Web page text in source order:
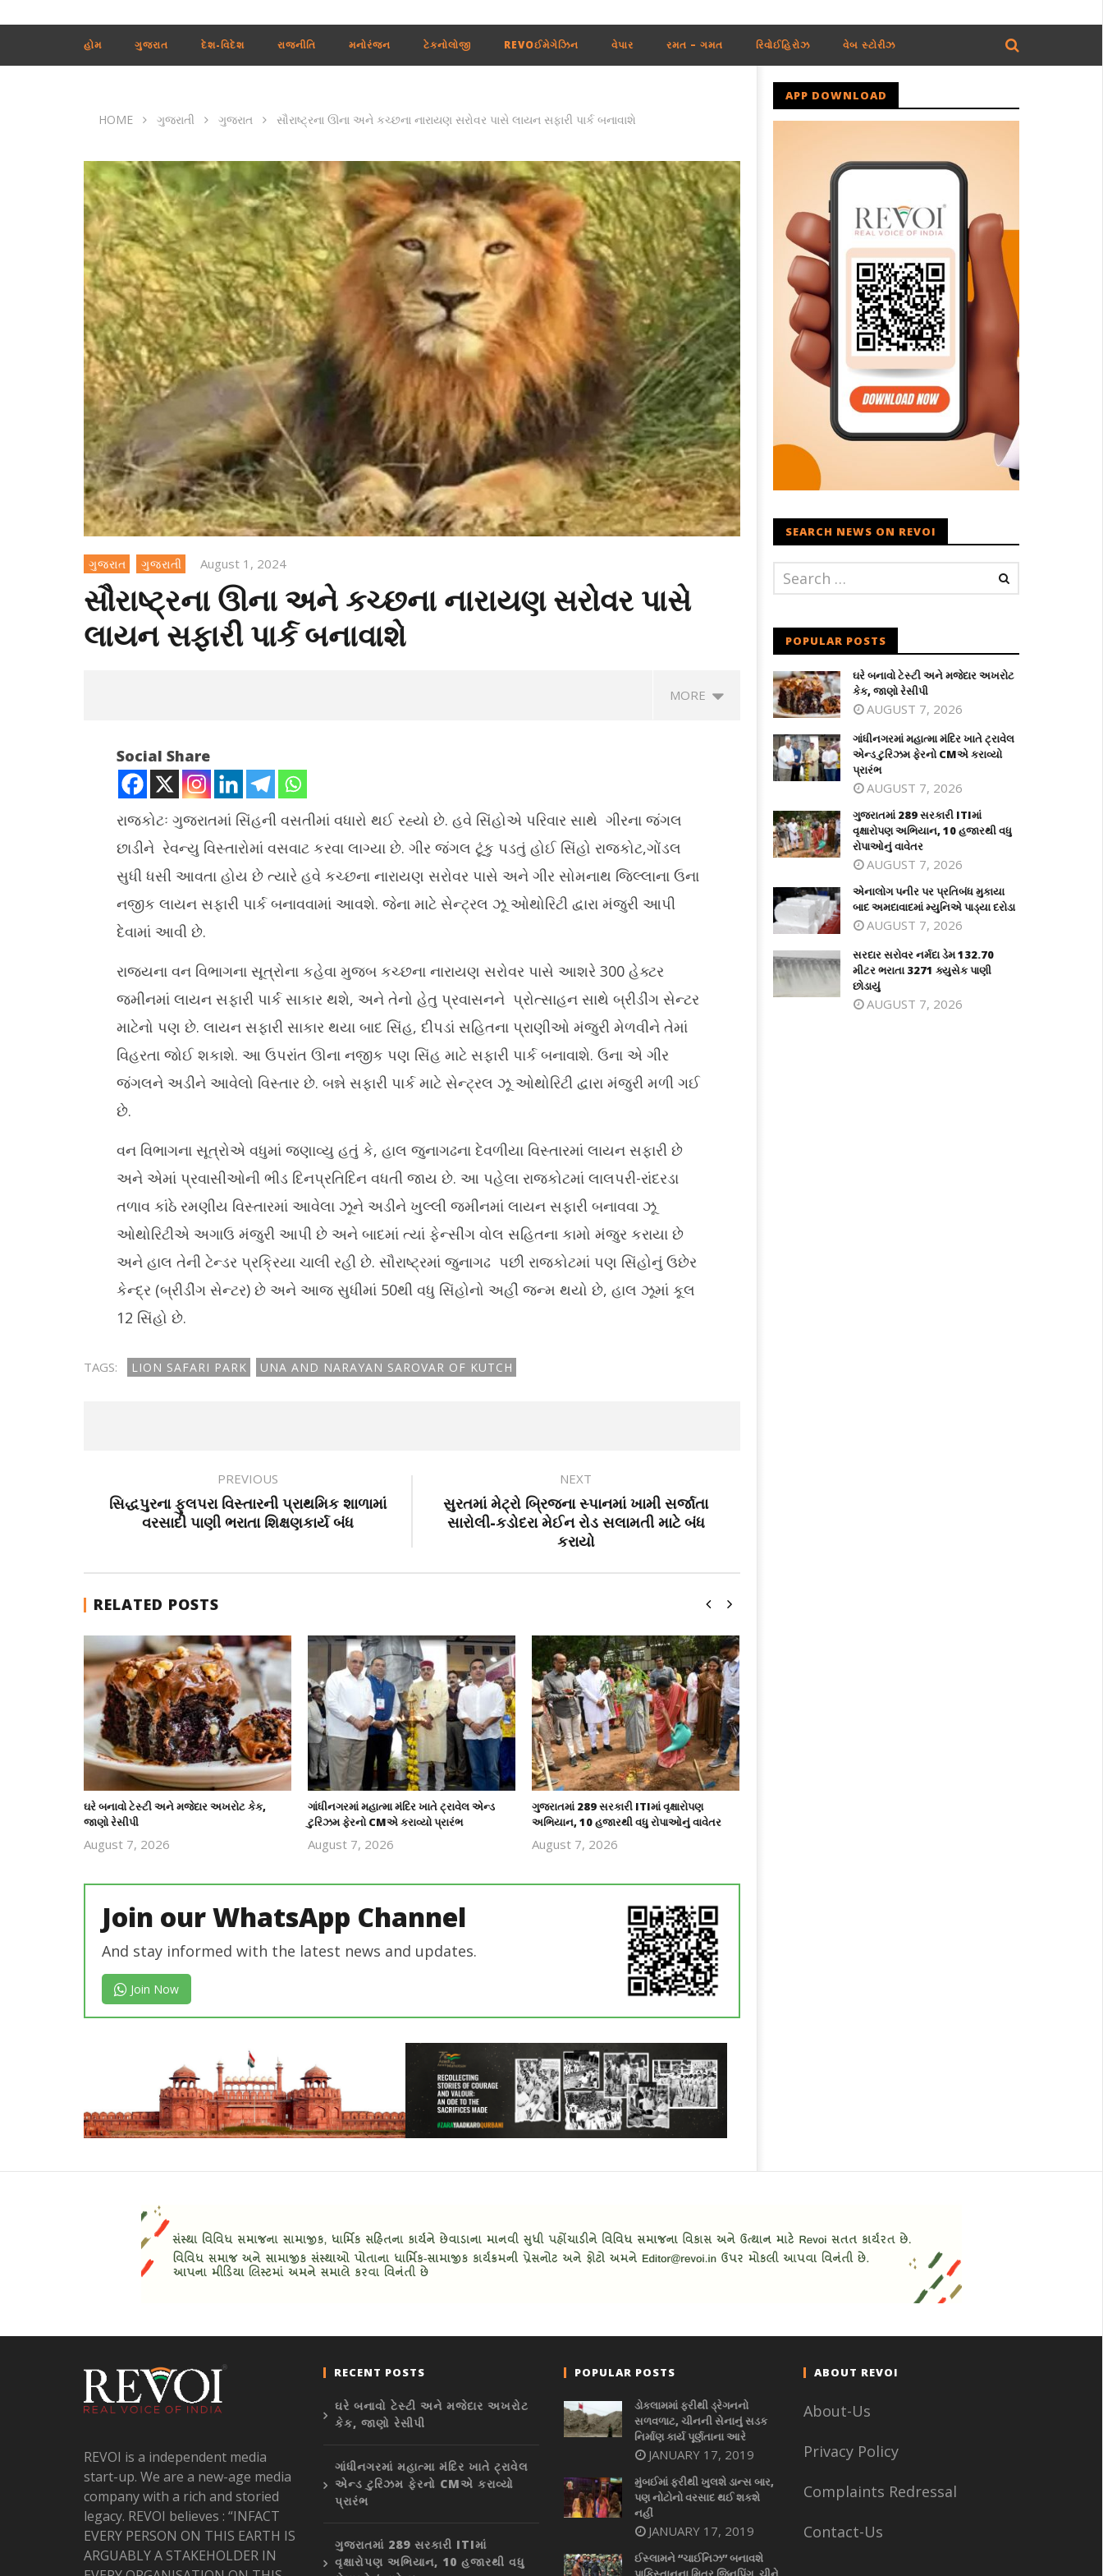
હોમ ગુજરાત દેશ-વિદેશ રાજનીતિ મનોરંજન ટેકનોલોજી REVOઈમેગેઝિન વેપાર રમત – ગમત રિવોઈહિરોઝ વેબ સ્ટોરીઝ
HOME ગુજરાતી ગુજરાત સૌરાષ્ટ્રના ઊના અને કચ્છના નારાયણ સરોવર પાસે લાયન સફારી પાર્ક બનાવાશે
ગુજરાત ગુજરાતી August 1, 2024
સૌરાષ્ટ્રના ઊના અને કચ્છના નારાયણ સરોવર પાસે
લાયન સફારી પાર્ક બનાવાશે
MORE
NOW VIEWING
સૌરાષ્ટ્રના ઊના અને કચ્છના નારાયણ
સરોવર પાસે લાયન સફારી પાર્ક બનાવાશે
August
2024
ઘરે બનાવો ટેસ્ટી અને મજેદાર અખરોટ કેક,
જાણો રેસીપી
2024
ગાંધીનગરમાં મહાત્મા મંદિર ખાતે ટ્રાવેલ
એન્ડ ટુરિઝમ ફેરનો CMએ કરાવ્યો પ્રારંભ
2024
ગુજરાતમાં 289 સરકારી ITIમાં વૃક્ષારોપણ
અભિયાન, 10 હજારથી વધુ રોપાઓનું
એનાલોગ પનીર પર પ્રતિબંધ મુકાયા બાદ
અમદાવાદમાં મ્યુનિએ પાડ્યા દરોડા
August
1,
2024
Social Share
રાજકોટઃ ગુજરાતમાં સિંહની વસતીમાં વધારો થઈ રહ્યો છે. હવે સિંહોએ પરિવાર સાથે ગીરના જંગલ
છાડીને રેવન્યુ વિસ્તારોમાં વસવાટ કરવા લાગ્યા છે. ગીર જંગલ ટૂંકુ પડતું હોઈ સિંહો રાજકોટ,ગોંડલ
સુધી ધસી આવતા હોય છે ત્યારે હવે કચ્છના નારાયણ સરોવર પાસે અને ગીર સોમનાથ જિલ્લાના ઉના
નજીક લાયન સફારી પાર્ક બનાવવામાં આવશે. જેના માટે સેન્ટ્રલ ઝૂ ઓથોરિટી દ્વારા મંજુરી આપી
દેવામાં આવી છે.
રાજ્યના વન વિભાગના સૂત્રોના કહેવા મુજબ કચ્છના નારાયણ સરોવર પાસે આશરે 300 હેક્ટર
જમીનમાં લાયન સફારી પાર્ક સાકાર થશે, અને તેનો હેતુ પ્રવાસનને પ્રોત્સાહન સાથે બ્રીડીંગ સેન્ટર
માટેનો પણ છે. લાયન સફારી સાકાર થયા બાદ સિંહ, દીપડાં સહિતના પ્રાણીઓ મંજુરી મેળવીને તેમાં
વિહરતા જોઈ શકાશે. આ ઉપરાંત ઊના નજીક પણ સિંહ માટે સફારી પાર્ક બનાવાશે. ઉના એ ગીર
જંગલને અડીને આવેલો વિસ્તાર છે. બન્ને સફારી પાર્ક માટે સેન્ટ્રલ ઝૂ ઓથોરિટી દ્વારા મંજુરી મળી ગઈ
છે.
વન વિભાગના સૂત્રોએ વધુમાં જણાવ્યુ હતું કે, હાલ જુનાગઢના દેવળીયા વિસ્તારમાં લાયન સફારી છે
અને એમાં પ્રવાસીઓની ભીડ દિનપ્રતિદિન વધતી જાય છે. આ પહેલા રાજકોટમાં લાલપરી-રાંદરડા
તળાવ કાંઠે રમણીય વિસ્તારમાં આવેલા ઝૂને અડીને ખુલ્લી જમીનમાં લાયન સફારી બનાવવા ઝૂ
ઓથોરિટીએ અગાઉ મંજુરી આપી છે અને બાદમાં ત્યાં ફેન્સીંગ વોલ સહિતના કામો મંજુર કરાયા છે
અને હાલ તેની ટેન્ડર પ્રક્રિયા ચાલી રહી છે. સૌરાષ્ટ્રમાં જુનાગઢ પછી રાજકોટમાં પણ સિંહોનું ઉછેર
કેન્દ્ર (બ્રીડીંગ સેન્ટર) છે અને આજ સુધીમાં 50થી વધુ સિંહોનો અહીં જન્મ થયો છે, હાલ ઝૂમાં કૂલ
12 સિંહો છે.
TAGS: LION SAFARI PARK UNA AND NARAYAN SAROVAR OF KUTCH
PREVIOUS
સિદ્ધપુરના ફુલપરા વિસ્તારની પ્રાથમિક શાળામાં
વરસાદી પાણી ભરાતા શિક્ષણકાર્ય બંધ
NEXT
સુરતમાં મેટ્રો બ્રિજના સ્પાનમાં ખામી સર્જાતા
સારોલી-કડોદરા મેઈન રોડ સલામતી માટે બંધ
કરાયો
RELATED POSTS
ઘરે બનાવો ટેસ્ટી અને મજેદાર અખરોટ કેક,
જાણો રેસીપી
August 7, 2026
ગાંધીનગરમાં મહાત્મા મંદિર ખાતે ટ્રાવેલ એન્ડ
ટુરિઝમ ફેરનો CMએ કરાવ્યો પ્રારંભ
August 7, 2026
ગુજરાતમાં 289 સરકારી ITIમાં વૃક્ષારોપણ
અભિયાન, 10 હજારથી વધુ રોપાઓનું વાવેતર
August 7, 2026
Join our WhatsApp Channel
And stay informed with the latest news and updates.
Join Now
APP DOWNLOAD
SEARCH NEWS ON REVOI
POPULAR POSTS
ઘરે બનાવો ટેસ્ટી અને મજેદાર અખરોટ
કેક, જાણો રેસીપી
AUGUST 7, 2026
ગાંધીનગરમાં મહાત્મા મંદિર ખાતે ટ્રાવેલ
એન્ડ ટુરિઝમ ફેરનો CMએ કરાવ્યો
પ્રારંભ
AUGUST 7, 2026
ગુજરાતમાં 289 સરકારી ITIમાં
વૃક્ષારોપણ અભિયાન, 10 હજારથી વધુ
રોપાઓનું વાવેતર
AUGUST 7, 2026
એનાલોગ પનીર પર પ્રતિબંધ મુકાયા
બાદ અમદાવાદમાં મ્યુનિએ પાડ્યા દરોડા
AUGUST 7, 2026
સરદાર સરોવર નર્મદા ડેમ 132.70
મીટર ભરાતા 3271 ક્યુસેક પાણી
છોડાયું
AUGUST 7, 2026
REVOI is a independent media
start-up. We are a new-age media
company with a rich and storied
legacy. REVOI believes : “INFACT
EVERY PERSON ON THIS EARTH IS
ARGUABLY A STAKEHOLDER IN
RECENT POSTS
ઘરે બનાવો ટેસ્ટી અને મજેદાર અખરોટ
કેક, જાણો રેસીપી
ગાંધીનગરમાં મહાત્મા મંદિર ખાતે ટ્રાવેલ
એન્ડ ટુરિઝમ ફેરનો CMએ કરાવ્યો
પ્રારંભ
ગુજરાતમાં 289 સરકારી ITIમાં
વૃક્ષારોપણ અભિયાન, 10 હજારથી વધુ
POPULAR POSTS
ડોકલામમાં ફરીથી ડ્રેગનનો
સળવળાટ, ચીનની સેનાનું સડક
નિર્માણ કાર્ય પૂર્ણતાના આરે
JANUARY 17, 2019
મુંબઈમાં ફરીથી ખુલશે ડાન્સ બાર,
પણ નોટોનો વરસાદ થઈ શકશે
નહીં
JANUARY 17, 2019
ઈસ્લામને “ચાઈનિઝ” બનાવશે
ABOUT REVOI
About-Us
Privacy Policy
Complaints Redressal
Contact-Us